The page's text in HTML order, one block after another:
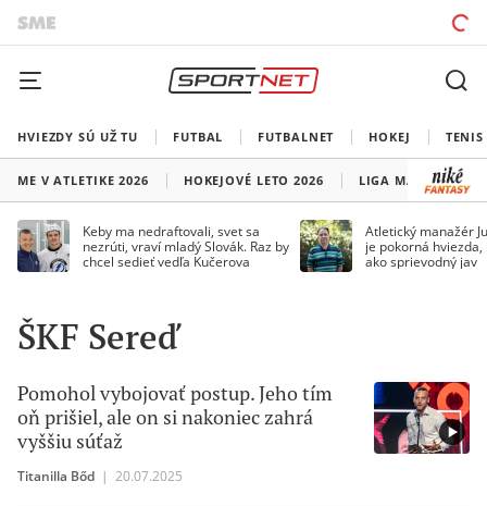
HVIEZDY SÚ UŽ TU FUTBAL FUTBALNET HOKEJ TENIS
ME V ATLETIKE 2026 HOKEJOVÉ LETO 2026 LIGA MAJSTROV
Keby ma nedraftovali, svet sa
nezrúti, vraví mladý Slovák. Raz by
chcel sedieť vedľa Kučerova
Atletický manažér
je pokorná
ako sprievodný jav
ŠKF Sereď
Pomohol vybojovať postup. Jeho tím
oň prišiel, ale on si nakoniec zahrá
vyššiu súťaž
Titanilla Bőd | 20.07.2025